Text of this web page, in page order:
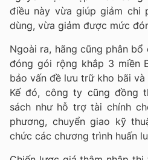
điều này vừa giúp giảm chi
dùng, vừa giảm được mức
Ngoài ra, hãng cũng phân
đóng gói rộng khắp 3 miền
bảo vấn đề lưu trữ kho bãi
Kế đó, công ty cũng đồng
sách như hỗ trợ tài chính
phương, chuyển giao kỹ
chức các chương trình huấn